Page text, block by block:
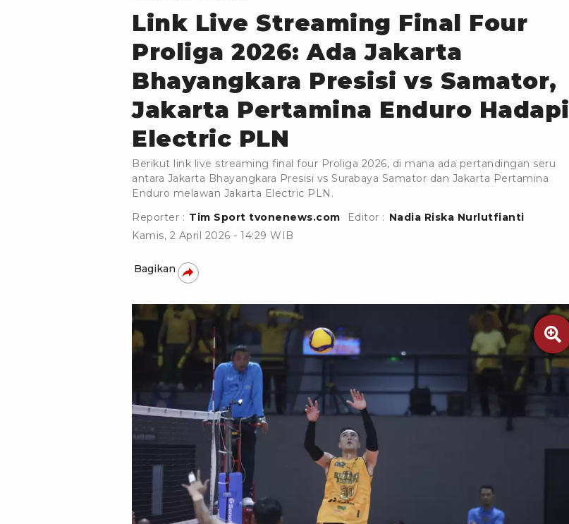
Link Live Streaming Final Four
Proliga 2026: Ada Jakarta
Bhayangkara Presisi vs Samator,
Jakarta Pertamina Enduro Hadapi
Electric PLN
Berikut link live streaming final four Proliga 2026, di mana ada pertandingan seru
antara Jakarta Bhayangkara Presisi vs Surabaya Samator dan Jakarta Pertamina
Enduro melawan Jakarta Electric PLN.
Reporter : Tim Sport tvonenews.com Editor : Nadia Riska Nurlutfianti
Kamis, 2 April 2026 - 14:29 WIB
Bagikan
